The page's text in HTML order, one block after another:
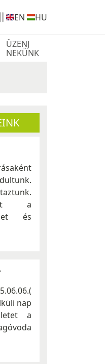
EN HU
ÜZENJ
NEKÜNK
a
és
nap
a